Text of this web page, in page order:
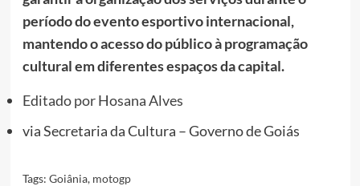
período do evento esportivo internacional,
mantendo o acesso do público à programação
cultural em diferentes espaços da capital.
Editado porHosana Alves
viaSecretaria da Cultura – Governo de Goiás
Tags: Goiânia, motogp